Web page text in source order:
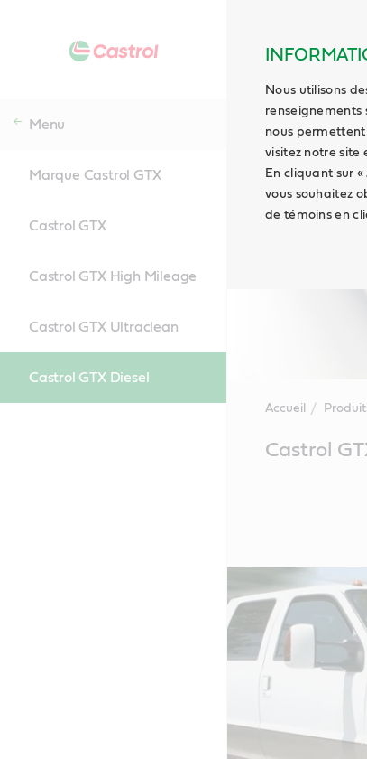
Nous utilisons
renseignements
nous permettent
visitez notre site
En cliquant sur «
vous souhaitez
de témoins en
Menu
Marque Castrol GTX
Castrol GTX
Castrol GTX High Mileage
Castrol GTX Ultraclean
Castrol GTX Diesel
Accueil
ContentCastrol